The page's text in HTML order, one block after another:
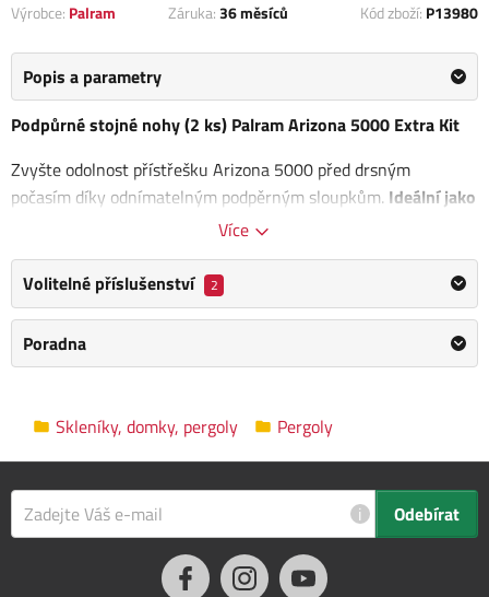
Výrobce: Palram Záruka:36 měsíců Kód zboží: P13980
Popis a parametry
Podpůrné stojné nohy (2 ks) Palram Arizona 5000 Extra Kit
Zvyšte odolnost přístřešku Arizona 5000 před drsným
počasím díky odnímatelným podpěrným sloupkům. Ideální jako
preventivní opatření pro oblasti se silnějšími větry a
Rozměry: 137 x 204,8 x 0 cm
Kategorie
6 kg
Rozměry balení
210.0 x 75.0 x 5.0 cm
Více
Volitelné příslušenství 2
Poradna
Skleníky, domky, pergoly Pergoly
i Odebírat